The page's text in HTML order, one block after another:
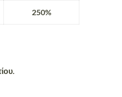
250%